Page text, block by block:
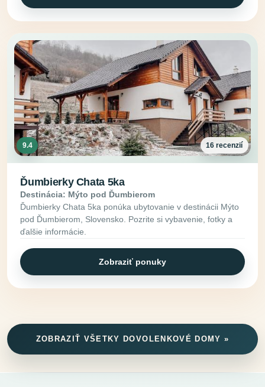
9.4 16 recenzií
Ďumbierky Chata 5ka
Destinácia: Mýto pod Ďumbierom
Ďumbierky Chata 5ka ponúka ubytovanie v destinácii Mýto
pod Ďumbierom, Slovensko. Pozrite si vybavenie, fotky a
ďalšie informácie.
Zobraziť ponuky
ZOBRAZIŤ VŠETKY DOVOLENKOVÉ DOMY »